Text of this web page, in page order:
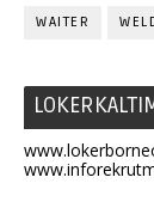
WAITER